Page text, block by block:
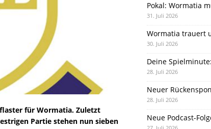
für Wormatia. Zuletzt
Partie stehen nun sieben
Pokal: Wormatia
31. Juli 2026
Wormatia trauert
30. Juli 2026
Deine
28. Juli 2026
Neuer
28. Juli 2026
Neue Podcast-